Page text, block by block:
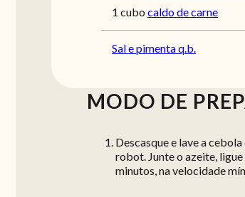
1 cubo caldo de carne
Sal e pimenta q.b.
MODO DE
Descasque e lave a
robot. Junte o azeite,
minutos, na velocidade